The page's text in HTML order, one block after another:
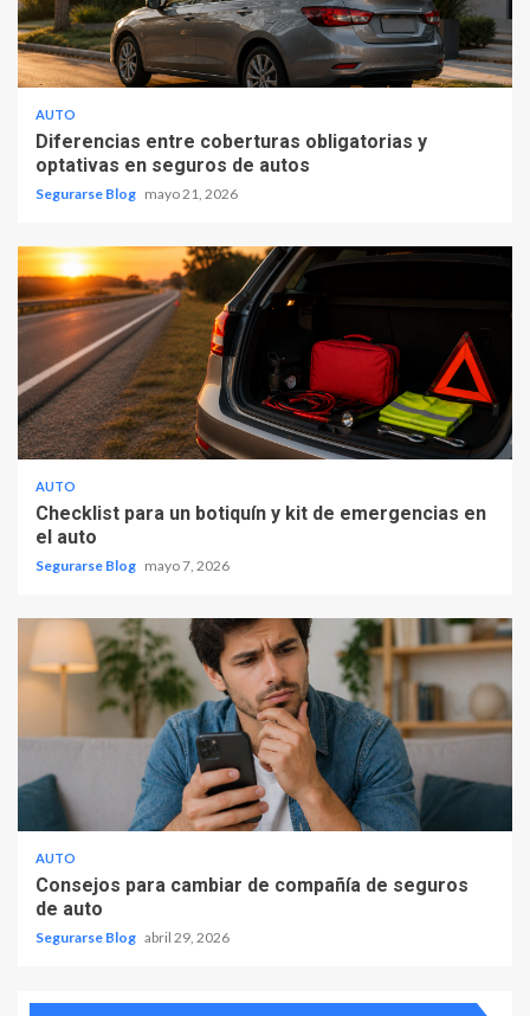
AUTO
Diferencias entre coberturas obligatorias y
optativas en seguros de autos
Segurarse Blog mayo 21, 2026
AUTO
Checklist para un botiquín y kit de emergencias en
el auto
Segurarse Blog mayo 7, 2026
AUTO
Consejos para cambiar de compañía de seguros
de auto
Segurarse Blog abril 29, 2026